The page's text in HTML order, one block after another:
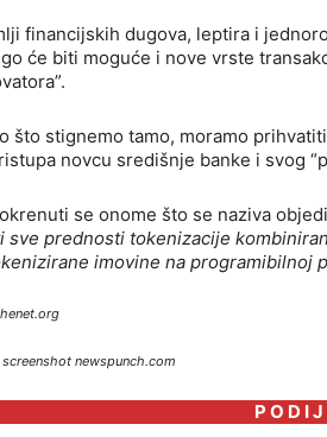
financijskih dugova, leptira i
će biti moguće i nove vrste
što stignemo tamo, moramo
novcu središnje banke i svog
se onome što se naziva
sve prednosti tokenizacije
imovine na programibilnoj
newspunch.com
P O D I J